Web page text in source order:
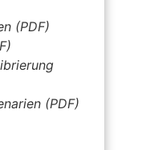
(PDF)
(PDF)